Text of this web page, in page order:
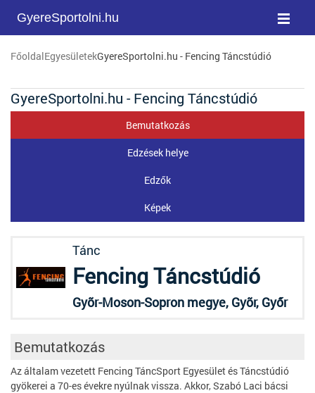
GyereSportolni.hu
FőoldalEgyesületekGyereSportolni.hu - Fencing Táncstúdió
GyereSportolni.hu - Fencing Táncstúdió
Bemutatkozás
Edzések helye
Edzők
Képek
Tánc
Fencing Táncstúdió
Gyõr-Moson-Sopron megye, Gyõr, Győr
Bemutatkozás
Az általam vezetett Fencing TáncSport Egyesület és Táncstúdió
gyökerei a 70-es évekre nyúlnak vissza. Akkor, Szabó Laci bácsi